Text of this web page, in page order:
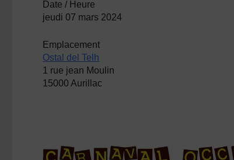
Date / Heure
jeudi 07 mars 2024
Emplacement
Ostal del Telh
1 rue jean Moulin
15000 Aurillac